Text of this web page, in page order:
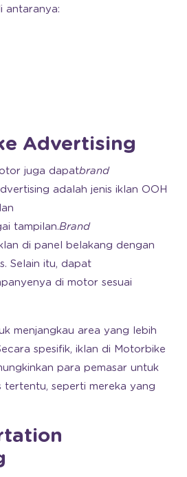
antaranya:
Advertising
juga dapatbrand
adalah jenis iklan OOH
tampilan.Brand
di panel belakang dengan
Selain itu, dapat
di motor sesuai
menjangkau area yang lebih
spesifik, iklan di Motorbike
para pemasar untuk
tertentu, seperti mereka yang